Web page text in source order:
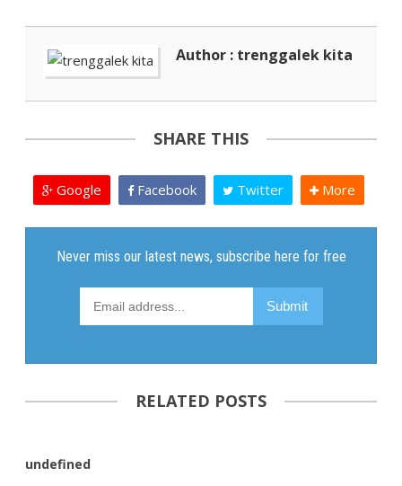
Author : trenggalek kita
SHARE THIS
Google Facebook Twitter More
RELATED POSTS
undefined